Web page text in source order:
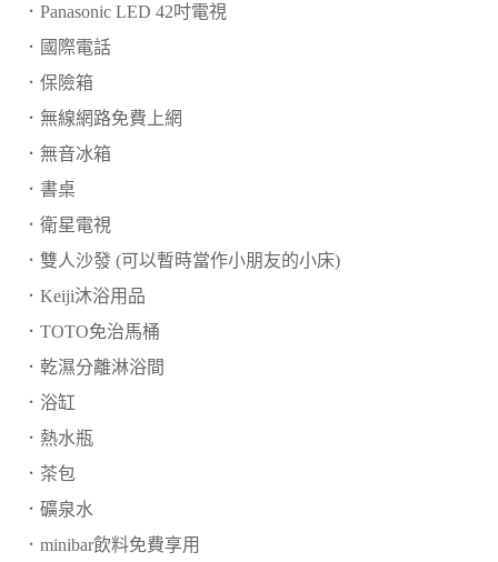
．Panasonic LED 42吋電視
．國際電話
．保險箱
．無線網路免費上網
．無音冰箱
．書桌
．衛星電視
．雙人沙發 (可以暫時當作小朋友的小床)
．Keiji沐浴用品
．TOTO免治馬桶
．乾濕分離淋浴間
．浴缸
．熱水瓶
．茶包
．礦泉水
．minibar飲料免費享用